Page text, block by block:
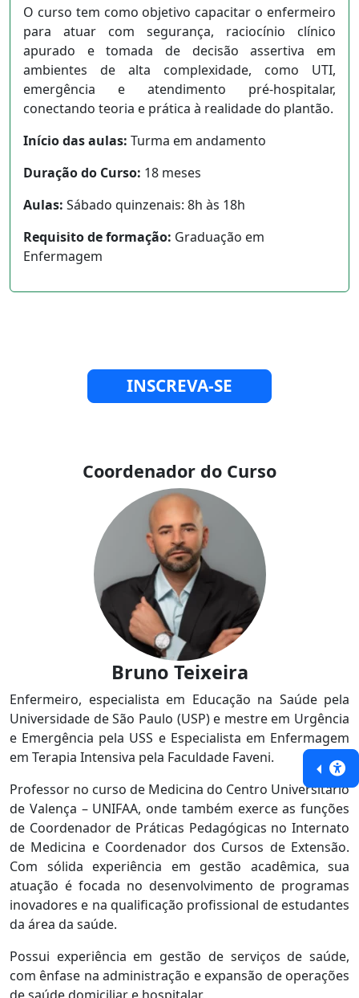
O curso tem como objetivo capacitar o enfermeiro
para atuar com segurança, raciocínio clínico
apurado e tomada de decisão assertiva em
ambientes de alta complexidade, como UTI,
emergência e atendimento pré-hospitalar,
conectando teoria e prática à realidade do plantão.
Início das aulas: Turma em andamento
Duração do Curso: 18 meses
Aulas: Sábado quinzenais: 8h às 18h
Requisito de formação: Graduação em
Enfermagem
INSCREVA-SE
Coordenador do Curso
Bruno Teixeira
Enfermeiro, especialista em Educação na Saúde pela
Universidade de São Paulo (USP) e mestre em Urgência
e Emergência pela USS e Especialista em Enfermagem
em Terapia Intensiva pela Faculdade Faveni.
Professor no curso de Medicina do Centro Universitário
de Valença – UNIFAA, onde também exerce as funções
de Coordenador de Práticas Pedagógicas no Internato
de Medicina e Coordenador dos Cursos de Extensão.
Com sólida experiência em gestão acadêmica, sua
atuação é focada no desenvolvimento de programas
inovadores e na qualificação profissional de estudantes
da área da saúde.
Possui experiência em gestão de serviços de saúde,
com ênfase na administração e expansão de operações